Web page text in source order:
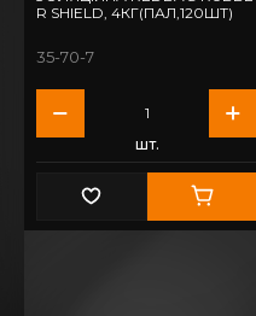
R SHIELD, 4КГ(ПАЛ,120ШТ)
35-70-7
шт.